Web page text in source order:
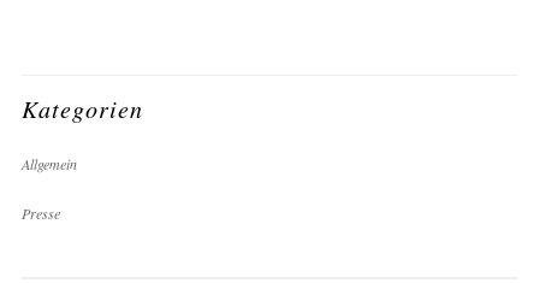
Kategorien
Allgemein
Presse